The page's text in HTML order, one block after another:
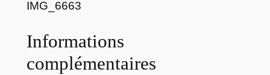
o
e
a
IMG_6663
Informations
complémentaires